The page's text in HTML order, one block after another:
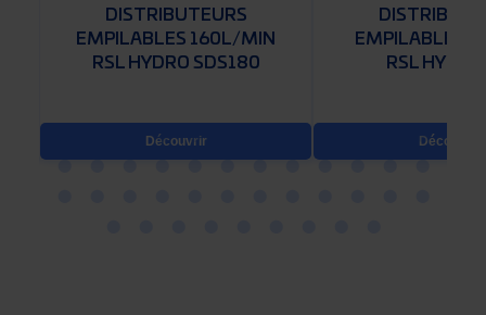
DISTRIBUTEURS
EMPILABLES 160L/MIN
RSL HYDRO SDS180
Découvrir
EMPILABLES
RSL
Découvrir